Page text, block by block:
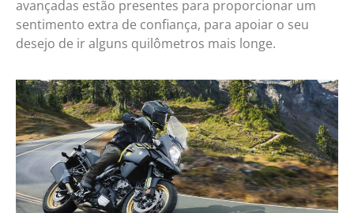
avançadas estão presentes para proporcionar um
sentimento extra de confiança, para apoiar o seu
desejo de ir alguns quilômetros mais longe.